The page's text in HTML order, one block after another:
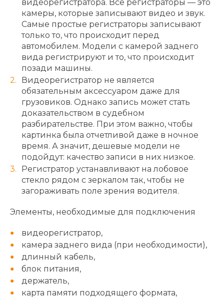
видеорегистратора. Все регистраторы — это
камеры, которые записывают видео и звук.
Самые простые регистраторы записывают
только то, что происходит перед
автомобилем. Модели с камерой заднего
вида регистрируют и то, что происходит
позади машины.
Видеорегистратор не является
обязательным аксессуаром даже для
грузовиков. Однако запись может стать
доказательством в судебном
разбирательстве. При этом важно, чтобы
картинка была отчетливой даже в ночное
время. А значит, дешевые модели не
подойдут: качество записи в них низкое.
Регистратор устанавливают на лобовое
стекло рядом с зеркалом так, чтобы не
загораживать поле зрения водителя.
Элементы, необходимые для подключения
видеорегистратор,
камера заднего вида (при необходимости),
длинный кабель,
блок питания,
держатель,
карта памяти подходящего формата,